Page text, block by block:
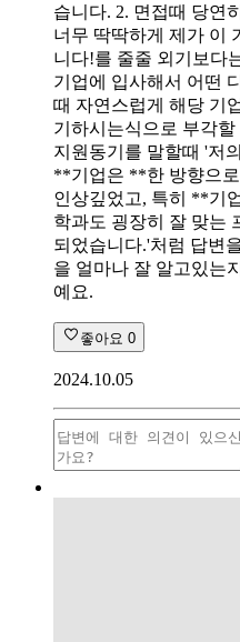
습니다. 2. 면접때 당연
너무 딱딱하게 제가 이
니다!를 줄줄 외기보다
기업에 입사해서 어떤
때 자연스럽게 해당 기
기하시는식으로 부각
지원동기를 말할때 '저
**기업은 **한 방향으
인상깊었고, 특히 **기
학과도 굉장히 잘 맞는
되었습니다.'처럼 답변
을 얼마나 잘 알고있는
예요.
좋아요 0
2024.10.05